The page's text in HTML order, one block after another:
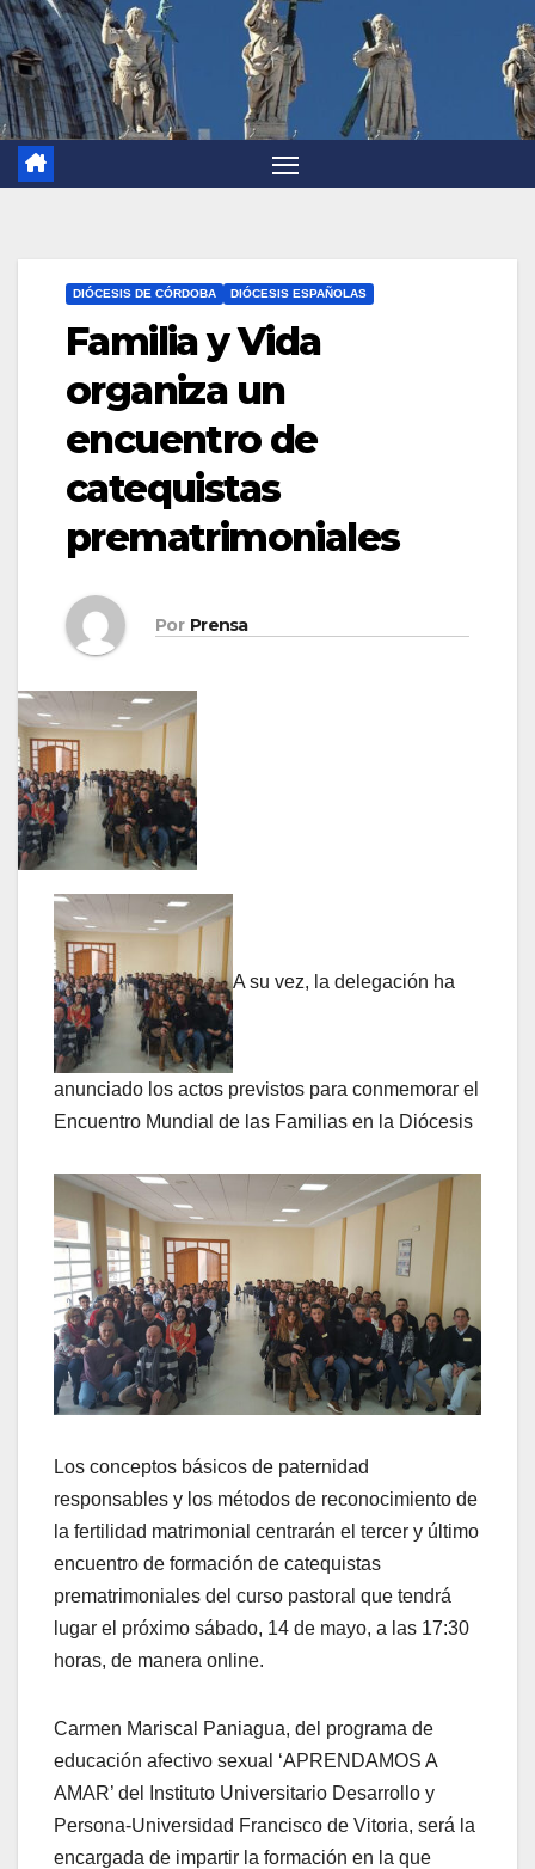
DIÓCESIS DE CÓRDOBA DIÓCESIS ESPAÑOLAS
Familia y Vida
organiza un
encuentro de
catequistas
prematrimoniales
Por Prensa
A su vez, la delegación ha
anunciado los actos previstos para conmemorar el
Encuentro Mundial de las Familias en la Diócesis
Los conceptos básicos de paternidad
responsables y los métodos de reconocimiento de
la fertilidad matrimonial centrarán el tercer y último
encuentro de formación de catequistas
prematrimoniales del curso pastoral que tendrá
lugar el próximo sábado, 14 de mayo, a las 17:30
horas, de manera online.
Carmen Mariscal Paniagua, del programa de
educación afectivo sexual ‘APRENDAMOS A
AMAR’ del Instituto Universitario Desarrollo y
Persona-Universidad Francisco de Vitoria, será la
encargada de impartir la formación en la que